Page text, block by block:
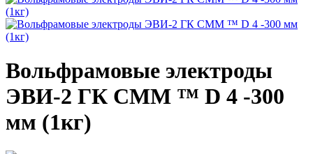
Вольфрамовые электроды
ЭВИ-2 ГК СММ ™ D 4 -300
мм (1кг)